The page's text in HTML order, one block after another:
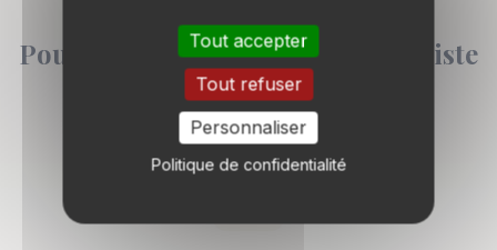
Pourquoi choisir un avocat fiscaliste
local ?
Tout accepter
Tout refuser
Personnaliser
Politique de confidentialité